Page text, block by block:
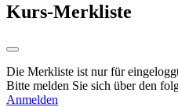
Kurs-Merkliste
Die Merkliste ist nur für
Bitte melden Sie sich über den
Anmelden